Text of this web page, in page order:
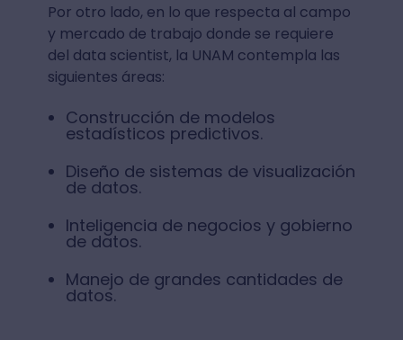
Por otro lado, en lo que respecta al campo
y mercado de trabajo donde se requiere
del data scientist, la UNAM contempla las
siguientes áreas:
Construcción de modelos
estadísticos predictivos.
Diseño de sistemas de visualización
de datos.
Inteligencia de negocios y gobierno
de datos.
Manejo de grandes cantidades de
datos.